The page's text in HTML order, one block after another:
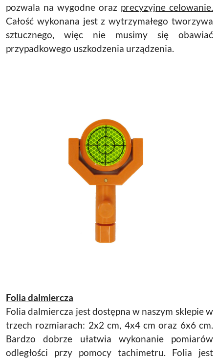
pozwala na wygodne oraz precyzyjne celowanie.
Całość wykonana jest z wytrzymałego tworzywa
sztucznego, więc nie musimy się obawiać
przypadkowego uszkodzenia urządzenia.
Folia dalmiercza
Folia dalmiercza jest dostępna w naszym sklepie w
trzech rozmiarach: 2x2 cm, 4x4 cm oraz 6x6 cm.
Bardzo dobrze ułatwia wykonanie pomiarów
odległości przy pomocy tachimetru. Folia jest